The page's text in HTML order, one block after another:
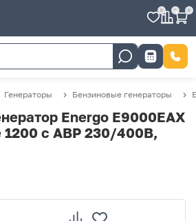
0 0 0
Генераторы Бензиновые генераторы
Energo E9000EAX
1200 с АВР 230/400В,